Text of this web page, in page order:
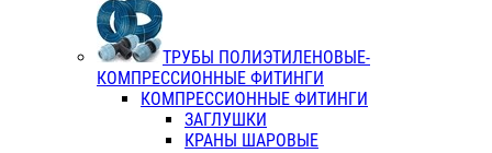
ТРУБЫ ПОЛИЭТИЛЕНОВЫЕ-
КОМПРЕССИОННЫЕ ФИТИНГИ
КОМПРЕССИОННЫЕ ФИТИНГИ
ЗАГЛУШКИ
КРАНЫ ШАРОВЫЕ